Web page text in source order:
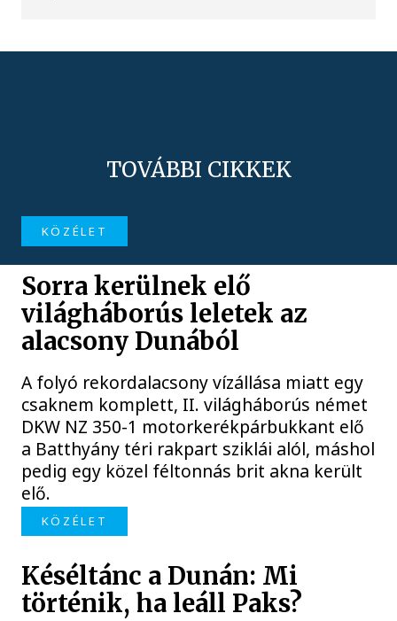
TOVÁBBI CIKKEK
KÖZÉLET
Sorra kerülnek elő
világháborús leletek az
alacsony Dunából
A folyó rekordalacsony vízállása miatt egy
csaknem komplett, II. világháborús német
DKW NZ 350-1 motorkerékpárbukkant elő
a Batthyány téri rakpart sziklái alól, máshol
pedig egy közel féltonnás brit akna került
elő.
KÖZÉLET
Késéltánc a Dunán: Mi
történik, ha leáll Paks?